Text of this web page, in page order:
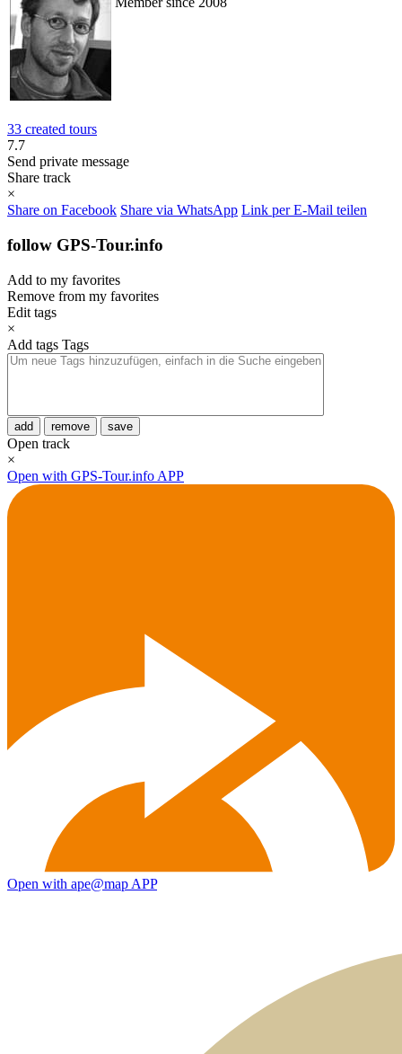
33 created tours
7.7
Send private message
Share track
×
Share on Facebook Share via WhatsApp Link per E-Mail teilen
follow GPS-Tour.info
Add to my favorites
Remove from my favorites
Edit tags
×
Add tags Tags
add remove save
Open track
×
Open with GPS-Tour.info APP
Open with ape@map APP